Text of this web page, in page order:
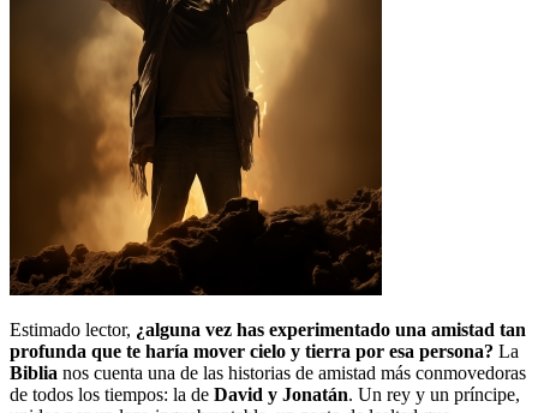
Estimado lector, ¿alguna vez has experimentado una amistad tan
profunda que te haría mover cielo y tierra por esa persona? La
Biblia nos cuenta una de las historias de amistad más conmovedoras
de todos los tiempos: la de David y Jonatán. Un rey y un príncipe,